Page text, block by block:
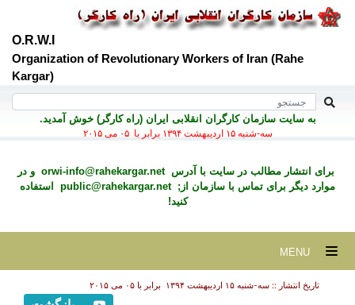
O.R.W.I
Organization of Revolutionary Workers of Iran (Rahe
Kargar)
به سايت سازمان کارگران انقلابی ايران (راه کارگر) خوش آمديد.
سه-شنبه ۱۵ ارديبهشت ۱۳۹۴ برابر با ۰۵ می ۲۰۱۵
برای انتشار مطالب در سايت با آدرسorwi-info@rahekargar.net و در
موارد ديگر برای تماس با سازمان از;public@rahekargar.net
استفاده
کنید!
تاریخ انتشار :: سه-شنبه ۱۵ ارديبهشت ۱۳۹۴ برابر با ۰۵ می ۲۰۱۵